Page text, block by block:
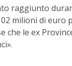
raggiunto
milioni di euro
che le ex